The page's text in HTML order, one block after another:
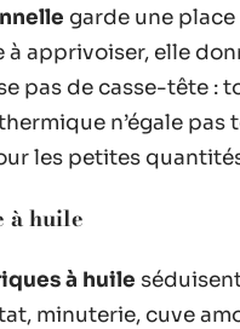
garde une
à apprivoiser, elle
pas de casse-tête :
n’égale
les petites
à huile
à huile
minuterie, cuve